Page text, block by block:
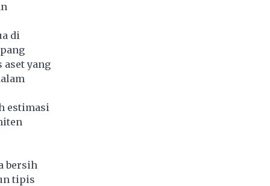
di
aset yang
estimasi
bersih
tipis